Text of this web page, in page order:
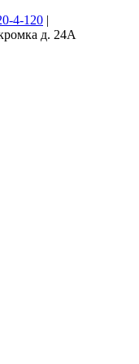
4-120 |
д. 24А